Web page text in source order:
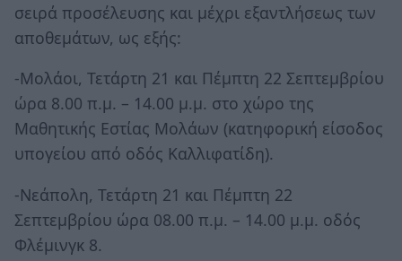
σειρά προσέλευσης και μέχρι εξαντλήσεως των
αποθεμάτων, ως εξής:
-Μολάοι, Τετάρτη 21 και Πέμπτη 22 Σεπτεμβρίου
ώρα 8.00 π.μ. – 14.00 μ.μ. στο χώρο της
Μαθητικής Εστίας Μολάων (κατηφορική είσοδος
υπογείου από οδός Καλλιφατίδη).
-Νεάπολη, Τετάρτη 21 και Πέμπτη 22
Σεπτεμβρίου ώρα 08.00 π.μ. – 14.00 μ.μ. οδός
Φλέμινγκ 8.